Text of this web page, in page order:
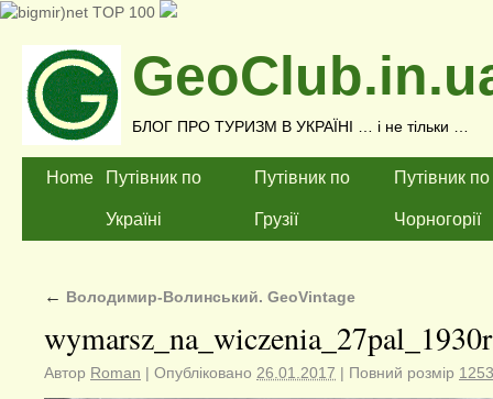
БЛОГ ПРО ТУРИЗМ В УКРАЇНІ … і не тільки …
Home Путівник по
Україні
Путівник по
Грузії
Путівник по
Чорногорії
← Володимир-Волинський. GeoVintage
Автор Roman | Опубліковано 26.01.2017 | Повний розмір